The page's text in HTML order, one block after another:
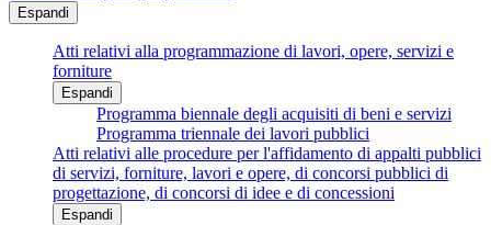
Espandi
Atti relativi alla programmazione di lavori, opere, servizi e
forniture
Espandi
Programma biennale degli acquisiti di beni e servizi
Programma triennale dei lavori pubblici
Atti relativi alle procedure per l'affidamento di appalti pubblici
di servizi, forniture, lavori e opere, di concorsi pubblici di
progettazione, di concorsi di idee e di concessioni
Espandi